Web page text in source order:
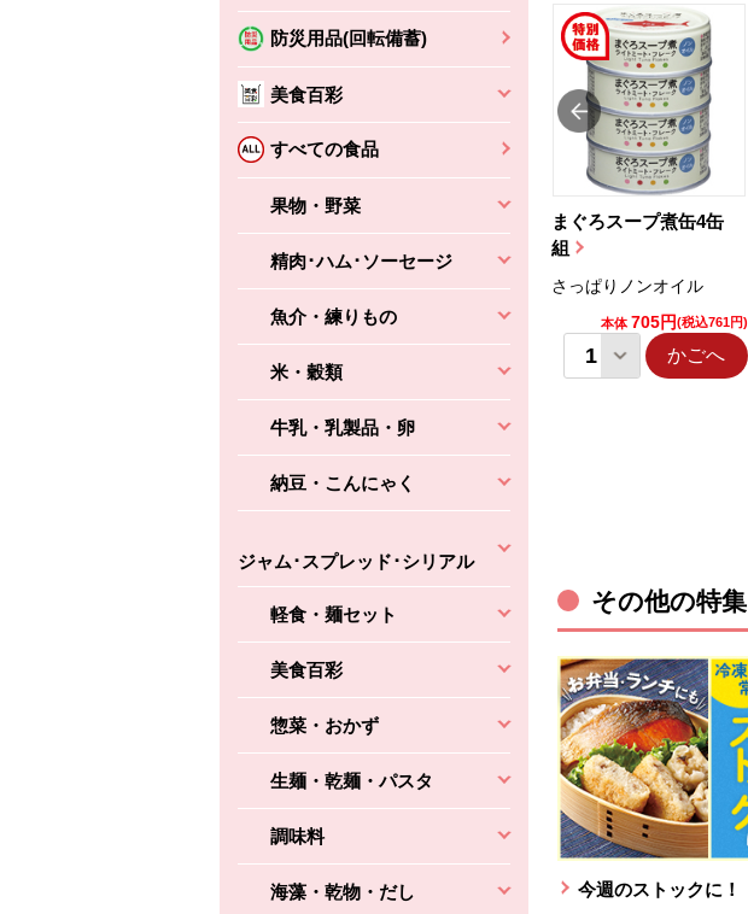
防災用品(回転備蓄)
美食百彩
すべての食品
果物・野菜
精肉･ハム･ソーセージ
魚介・練りもの
米・穀類
牛乳・乳製品・卵
納豆・こんにゃく
ジャム･スプレッド･シリアル
軽食・麺セット
美食百彩
惣菜・おかず
生麺・乾麺・パスタ
調味料
海藻・乾物・だし
まぐろスープ煮缶4缶
組
さっぱりノンオイル
本体 705円(税込761円)
かごへ
えびの風味がぶわっ！
(税込356円)
コク深くフルーティー
その他の特集
今週のストックに！